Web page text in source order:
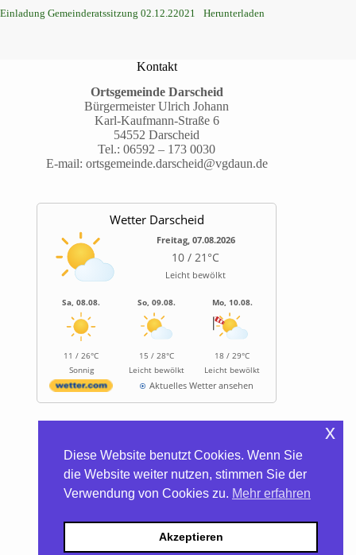
Einladung Gemeinderatssitzung 02.12.22021 Herunterladen
Kontakt
Ortsgemeinde Darscheid
Bürgermeister Ulrich Johann
Karl-Kaufmann-Straße 6
54552 Darscheid
Tel.:06592 – 173 0030
E-mail: ortsgemeinde.darscheid@vgdaun.de
Wetter Darscheid
Freitag, 07.08.2026
10 / 21°C
Leicht bewölkt
Sa, 08.08.
11 / 26°C
Sonnig
So, 09.08.
15 / 28°C
Leicht bewölkt
Mo, 10.08.
18 / 29°C
Leicht bewölkt
Aktuelles Wetter ansehen
Biocontainer
Trinkwasserhärte
Satzung/Gebühren
Datenschutzerklärung
Impressum
Diese Website benutzt Cookies. Wenn Sie
die Website weiter nutzen, stimmen Sie der
Verwendung von Cookies zu. Mehr erfahren
Akzeptieren
x